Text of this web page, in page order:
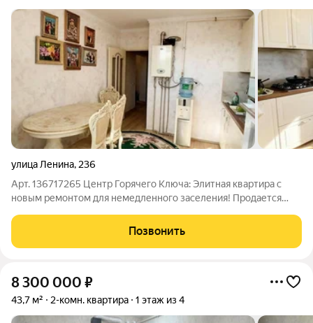
улица Ленина, 236
Арт. 136717265 Центр Горячего Ключа: Элитная квартира с
новым ремонтом для немедленного заселения! Продается
Ключа.Свежий, качественный ремонт с использованием
высококачественных материалов, 3
Позвонить
8 300 000 ₽
43,7 м² 2-комн. квартира 1 этаж из 4